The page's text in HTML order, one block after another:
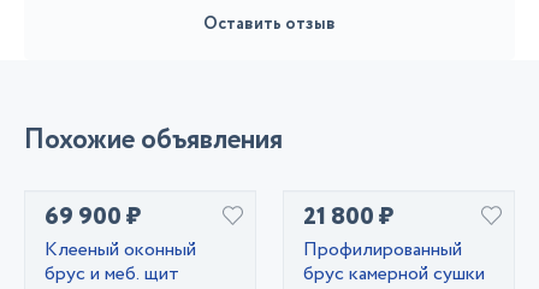
Оставить отзыв
Похожие объявления
69 900 ₽
Клееный оконный
брус и меб. щит
21 800 ₽
Профилированный
брус камерной сушки